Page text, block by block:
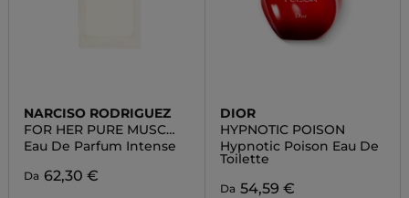
NARCISO RODRIGUEZ
FOR HER PURE MUSC
BLANC
Eau De Parfum Intense
Da 62,30 €
DIOR
HYPNOTIC POISON
Hypnotic Poison Eau De
Toilette
Da 54,59 €